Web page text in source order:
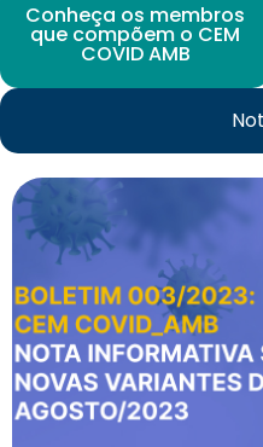
Conheça os membros
que compõem o CEM
COVID AMB